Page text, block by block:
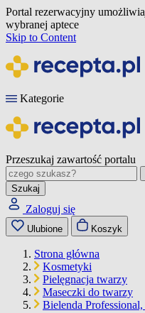
Portal rezerwacyjny
wybranej aptece
Skip to Content
Kategorie
Przeszukaj zawartość portalu
Szukaj
Zaloguj się
Ulubione Koszyk
Strona główna
Kosmetyki
Pielęgnacja twarzy
Maseczki do twarzy
Bielenda